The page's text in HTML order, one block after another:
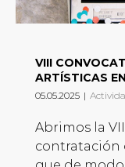
VIII
ARTÍSTICAS
05.05.2025 |
Abrimos la
contratación